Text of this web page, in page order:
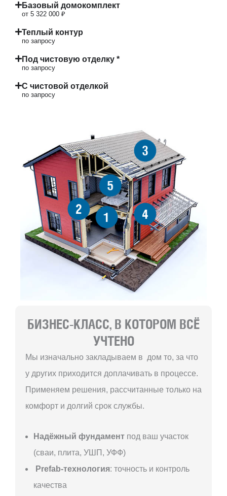
Базовый домокомплект
от 5 322 000 ₽
Теплый контур
по запросу
Под чистовую отделку *
по запросу
С чистовой отделкой
по запросу
1
2
3
4
5
БИЗНЕС-КЛАСС, В КОТОРОМ ВСЁ
УЧТЕНО
Мы изначально закладываем в дом то, за что
у других приходится доплачивать в процессе.
Применяем решения, рассчитанные только на
комфорт и долгий срок службы.
Надёжный фундамент под ваш участок
(сваи, плита, УШП, УФФ)
Prefab-технология: точность и контроль
качества